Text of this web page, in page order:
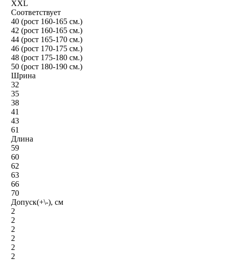
XXL
Соответствует
40 (рост 160-165 см.)
42 (рост 160-165 см.)
44 (рост 165-170 см.)
46 (рост 170-175 см.)
48 (рост 175-180 см.)
50 (рост 180-190 см.)
Шрина
32
35
38
41
43
61
Длина
59
60
62
63
66
70
Допуск(+\-), см
2
2
2
2
2
2